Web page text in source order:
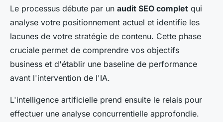
Le processus débute par un audit SEO complet qui
analyse votre positionnement actuel et identifie les
lacunes de votre stratégie de contenu. Cette phase
cruciale permet de comprendre vos objectifs
business et d'établir une baseline de performance
avant l'intervention de l'IA.
L'intelligence artificielle prend ensuite le relais pour
effectuer une analyse concurrentielle approfondie.